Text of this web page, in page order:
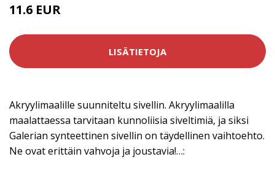
11.6 EUR
LISÄTIETOJA
Akryylimaalille suunniteltu sivellin. Akryylimaalilla
maalattaessa tarvitaan kunnoliisia siveltimiä, ja siksi
Galerian synteettinen sivellin on täydellinen vaihtoehto.
Ne ovat erittäin vahvoja ja joustavia!…: